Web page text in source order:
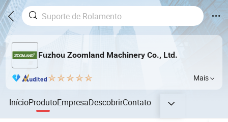
Fuzhou Zoomland Machinery Co., Ltd.
Mais
InícioProdutoEmpresaDescobrirContato